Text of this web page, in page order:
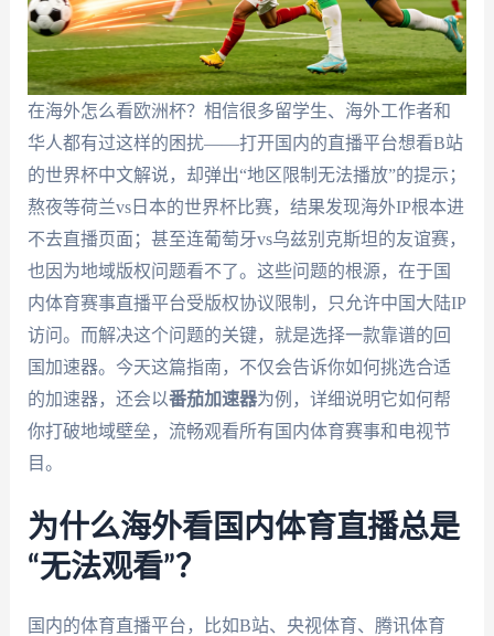
在海外怎么看欧洲杯？相信很多留学生、海外工作者和
华人都有过这样的困扰——打开国内的直播平台想看B站
的世界杯中文解说，却弹出“地区限制无法播放”的提示；
熬夜等荷兰vs日本的世界杯比赛，结果发现海外IP根本进
不去直播页面；甚至连葡萄牙vs乌兹别克斯坦的友谊赛，
也因为地域版权问题看不了。这些问题的根源，在于国
内体育赛事直播平台受版权协议限制，只允许中国大陆IP
访问。而解决这个问题的关键，就是选择一款靠谱的回
国加速器。今天这篇指南，不仅会告诉你如何挑选合适
的加速器，还会以番茄加速器为例，详细说明它如何帮
你打破地域壁垒，流畅观看所有国内体育赛事和电视节
目。
为什么海外看国内体育直播总是
“无法观看”？
国内的体育直播平台，比如B站、央视体育、腾讯体育